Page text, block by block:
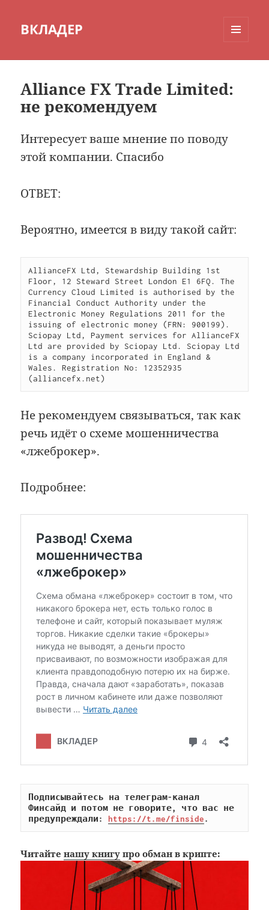
ВКЛАДЕР
Alliance FX Trade Limited:
не рекомендуем
Интересует ваше мнение по поводу
этой компании. Спасибо
ОТВЕТ:
Вероятно, имеется в виду такой сайт:
AllianceFX Ltd, Stewardship Building 1st
Floor, 12 Steward Street London E1 6FQ. The
Currency Cloud Limited is authorised by the
Financial Conduct Authority under the
Electronic Money Regulations 2011 for the
issuing of electronic money (FRN: 900199).
Sciopay Ltd, Payment services for AllianceFX
Ltd are provided by Sciopay Ltd. Sciopay Ltd
is a company incorporated in England &
Wales. Registration No: 12352935
(alliancefx.net)
Не рекомендуем связываться, так как
речь идёт о схеме мошенничества
«лжеброкер».
Подробнее:
Подписывайтесь на телеграм-канал
Финсайд и потом не говорите, что вас не
предупреждали: https://t.me/finside.
Читайтенашу книгу про обман в крипте: